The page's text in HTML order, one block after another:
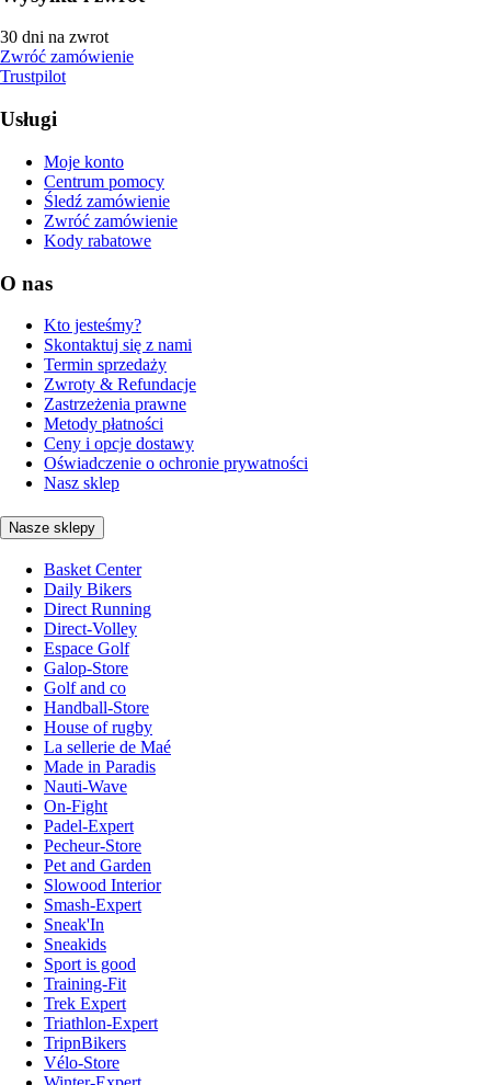
30 dni na zwrot
Zwróć zamówienie
Trustpilot
Usługi
Moje konto
Centrum pomocy
Śledź zamówienie
Zwróć zamówienie
Kody rabatowe
O nas
Kto jesteśmy?
Skontaktuj się z nami
Termin sprzedaży
Zwroty & Refundacje
Zastrzeżenia prawne
Metody płatności
Ceny i opcje dostawy
Oświadczenie o ochronie prywatności
Nasz sklep
Nasze sklepy
Basket Center
Daily Bikers
Direct Running
Direct-Volley
Espace Golf
Galop-Store
Golf and co
Handball-Store
House of rugby
La sellerie de Maé
Made in Paradis
Nauti-Wave
On-Fight
Padel-Expert
Pecheur-Store
Pet and Garden
Slowood Interior
Smash-Expert
Sneak'In
Sneakids
Sport is good
Training-Fit
Trek Expert
Triathlon-Expert
TripnBikers
Vélo-Store